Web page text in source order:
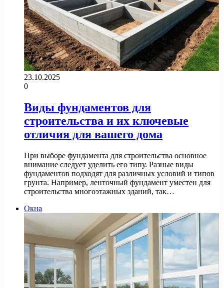
23.10.2025
0
Виды фундаментов для
строительства и их ключевые
отличия для вашего дома
При выборе фундамента для строительства основное
внимание следует уделить его типу. Разные виды
фундаментов подходят для различных условий и типов
грунта. Например, ленточный фундамент уместен для
строительства многоэтажных зданий, так…
Окна